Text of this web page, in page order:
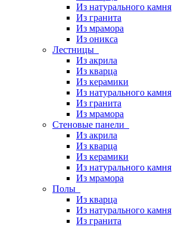
Из натурального камня
Из гранита
Из мрамора
Из оникса
Лестницы
Из акрила
Из кварца
Из керамики
Из натурального камня
Из гранита
Из мрамора
Стеновые панели
Из акрила
Из кварца
Из керамики
Из натурального камня
Из мрамора
Полы
Из кварца
Из натурального камня
Из гранита